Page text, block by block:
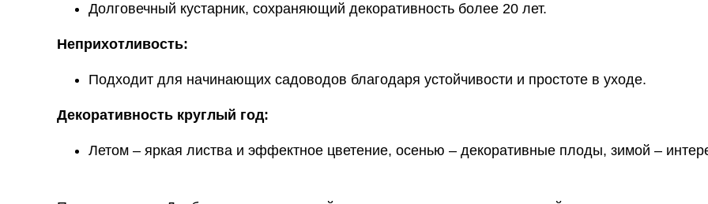
Долговечный кустарник, сохраняющий декоративность более 20 лет.
Неприхотливость:
Подходит для начинающих садоводов благодаря устойчивости и простоте в уходе.
Декоративность круглый год:
Летом – яркая листва и эффектное цветение, осенью – декоративные плоды, зимой –